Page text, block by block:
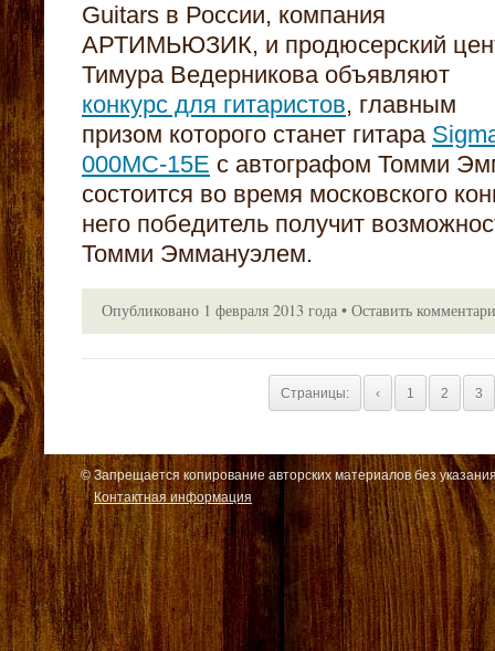
Guitars в России, компания
АРТИМЬЮЗИК, и продюсерский
Тимура Ведерникова объявляют
конкурс для гитаристов, главным
призом которого станет гитара
000MC-15E с автографом Томми
состоится во время московского
него победитель получит
Томми Эммануэлем.
Опубликовано 1 февраля 2013 года • Оставить
Страницы: ‹ 1 2 3
© Запрещается копирование авторских материалов без
Контактная информация